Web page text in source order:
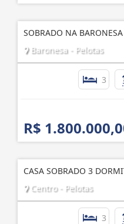
SOBRADO NA BARONESA
Baronesa - Pelotas
3
R$
CASA SOBRADO 3
Centro - Pelotas
3